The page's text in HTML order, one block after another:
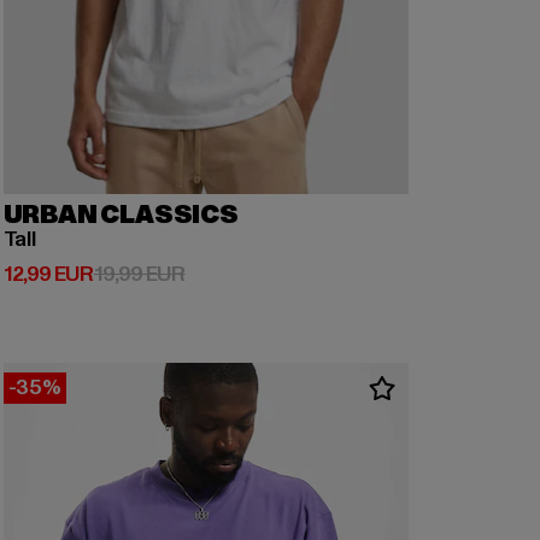
URBAN CLASSICS
Tall
12,99 EUR
Derzeitiger Preis: 12,99 EUR
19,99 EURAktionspreis: 19,99 EUR
-35%